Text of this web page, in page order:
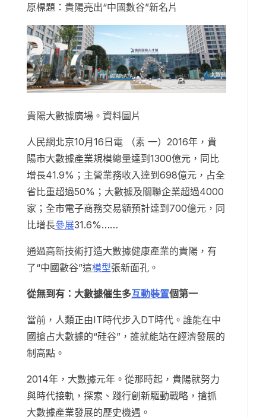
原標題：貴陽亮出“中國數谷”新名片
貴陽大數據廣場。資料圖片
人民網北京10月16日電 （素 一）2016年，貴
陽市大數據產業規模總量達到1300億元，同比
增長41.9%；主營業務收入達到698億元，占全
省比重超過50%；大數據及關聯企業超過4000
家；全市電子商務交易額預計達到700億元，同
比增長參展31.6%……
通過高新技術打造大數據健康產業的貴陽，有
了“中國數谷”這模型張新面孔。
從無到有：大數據催生多互動裝置個第一
當前，人類正由IT時代步入DT時代。誰能在中
國搶占大數據的“硅谷”，誰就能站在經濟發展的
制高點。
2014年，大數據元年。從那時起，貴陽就努力
與時代接軌，探索、踐行創新驅動戰略，搶抓
大數據產業發展的歷史機遇。